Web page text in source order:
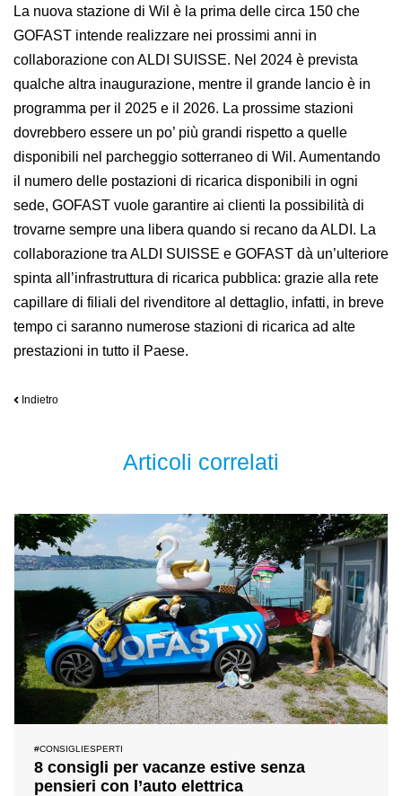
La nuova stazione di Wil è la prima delle circa 150 che
GOFAST intende realizzare nei prossimi anni in
collaborazione con ALDI SUISSE. Nel 2024 è prevista
qualche altra inaugurazione, mentre il grande lancio è in
programma per il 2025 e il 2026. La prossime stazioni
dovrebbero essere un po’ più grandi rispetto a quelle
disponibili nel parcheggio sotterraneo di Wil. Aumentando
il numero delle postazioni di ricarica disponibili in ogni
sede, GOFAST vuole garantire ai clienti la possibilità di
trovarne sempre una libera quando si recano da ALDI. La
collaborazione tra ALDI SUISSE e GOFAST dà un’ulteriore
spinta all’infrastruttura di ricarica pubblica: grazie alla rete
capillare di filiali del rivenditore al dettaglio, infatti, in breve
tempo ci saranno numerose stazioni di ricarica ad alte
prestazioni in tutto il Paese.
Indietro
Articoli correlati
#CONSIGLIESPERTI
8 consigli per vacanze estive senza
pensieri con l’auto elettrica